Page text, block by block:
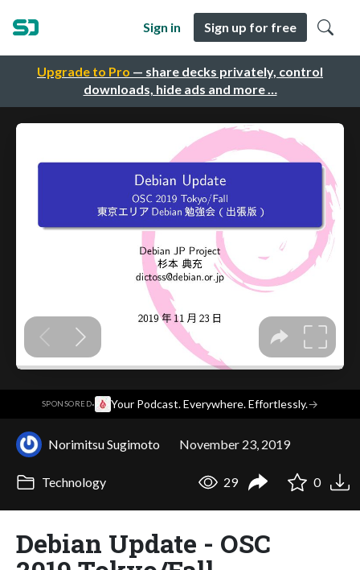
Upgrade to Pro — share decks privately, control
downloads, hide ads and more …
Sign in Sign up for free
SPONSORED· Your Podcast. Everywhere. Effortlessly.→
Norimitsu Sugimoto November 23, 2019
Technology 29 0
Debian Update - OSC